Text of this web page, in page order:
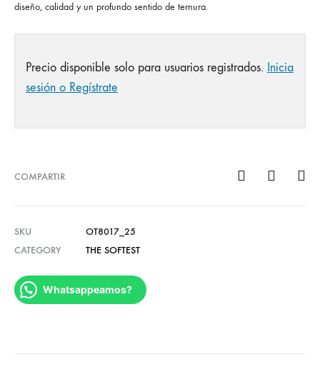
diseño, calidad y un profundo sentido de ternura.
Precio disponible solo para usuarios registrados. Inicia
sesión o Regístrate
COMPARTIR
SKU
OT8017_25
CATEGORY
THE SOFTEST
Whatsappeamos?